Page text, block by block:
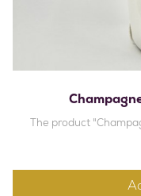
The product